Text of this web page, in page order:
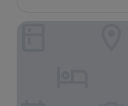
Sure Hotel by Best